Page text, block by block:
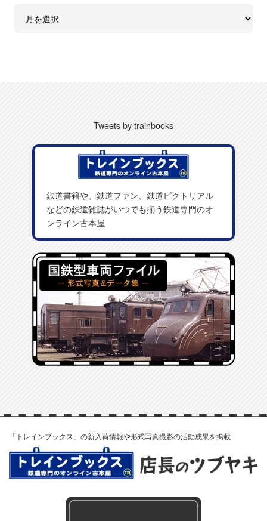
Tweets by trainbooks
鉄道書籍や、鉄道ファン、鉄道ピクトリアル
などの鉄道雑誌がいつでも揃う鉄道専門のオ
ンライン古本屋
「トレインブックス」の新入荷情報や形式写真撮影の活動成果を掲載